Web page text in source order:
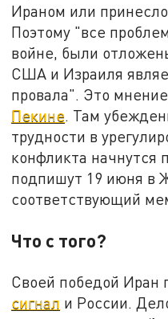
Ираном или
Поэтому "все
войне, были
США и Израиля
провала". Это
Пекине. Там
трудности в
конфликта начнутся
подпишут 19 июня в
соответствующий
Что с того?
Своей победой Иран
сигнал и России.